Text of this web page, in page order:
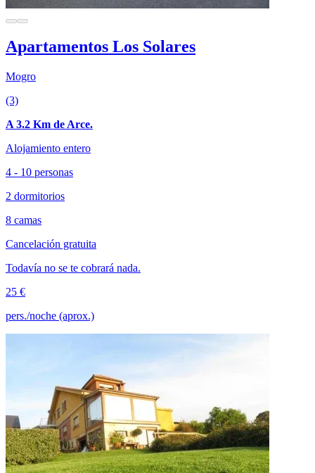
Apartamentos Los Solares
Mogro
(3)
A 3.2 Km de Arce.
Alojamiento entero
4 - 10 personas
2 dormitorios
8 camas
Cancelación gratuita
Todavía no se te cobrará nada.
25 €
pers./noche (aprox.)